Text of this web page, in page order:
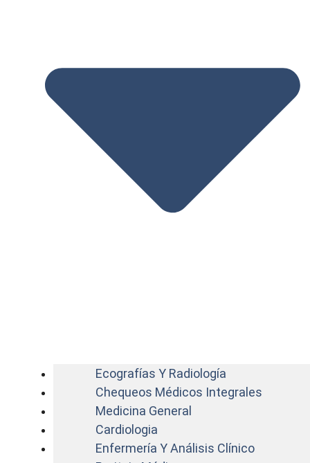
Ecografías Y Radiología
Chequeos Médicos Integrales
Medicina General
Cardiologia
Enfermería Y Análisis Clínico